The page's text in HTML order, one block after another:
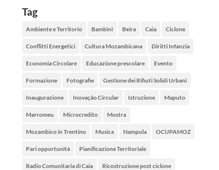
Tag
Ambiente e Territorio Bambini Beira Caia Ciclone
Conflitti Energetici Cultura Mozambicana Diritti Infanzia
Economia Circolare Educazione prescolare Evento
Formazione Fotografie Gestione dei Rifiuti Solidi Urbani
Inaugurazione Inovação Circular Istruzione Maputo
Marromeu Microcredito Mostra
Mozambico in Trentino Musica Nampula OCUPAMOZ
Pari opportunità Pianificazione Territoriale
Radio Comunitaria di Caia Ricostruzione post ciclone